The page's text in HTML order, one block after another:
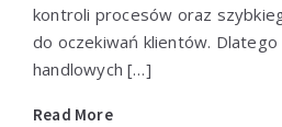
kontroli procesów oraz
do oczekiwań klientów.
handlowych […]
Read More